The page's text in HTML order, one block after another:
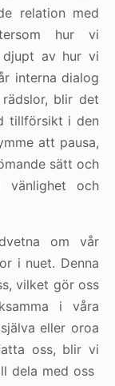
relation med
hur vi
djupt av hur vi
interna dialog
blir det
tillförsikt i den
att pausa,
sätt och
vänlighet och
om vår
i nuet. Denna
vilket gör oss
i våra
eller oroa
oss, blir vi
dela med oss